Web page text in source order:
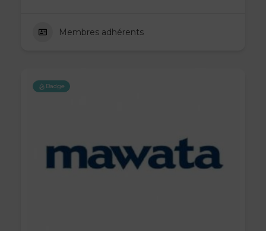
Membres adhérents
Badge